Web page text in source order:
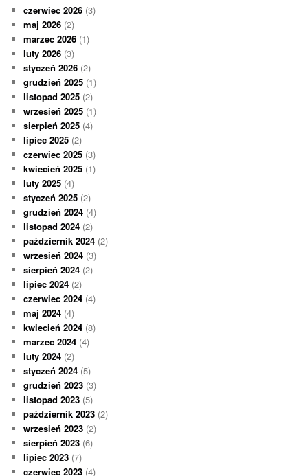
czerwiec 2026 (3)
maj 2026 (2)
marzec 2026 (1)
luty 2026 (3)
styczeń 2026 (2)
grudzień 2025 (1)
listopad 2025 (2)
wrzesień 2025 (1)
sierpień 2025 (4)
lipiec 2025 (2)
czerwiec 2025 (3)
kwiecień 2025 (1)
luty 2025 (4)
styczeń 2025 (2)
grudzień 2024 (4)
listopad 2024 (2)
październik 2024 (2)
wrzesień 2024 (3)
sierpień 2024 (2)
lipiec 2024 (2)
czerwiec 2024 (4)
maj 2024 (4)
kwiecień 2024 (8)
marzec 2024 (4)
luty 2024 (2)
styczeń 2024 (5)
grudzień 2023 (3)
listopad 2023 (5)
październik 2023 (2)
wrzesień 2023 (2)
sierpień 2023 (6)
lipiec 2023 (7)
czerwiec 2023 (4)